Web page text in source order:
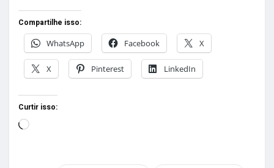
Compartilhe isso:
WhatsApp
Facebook X
X Pinterest LinkedIn
Curtir isso: